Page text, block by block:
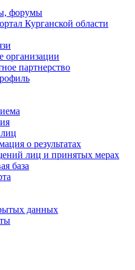
форумы
Курганской области
организации
партнерство
о результатах
лиц и принятых мерах
база
данных